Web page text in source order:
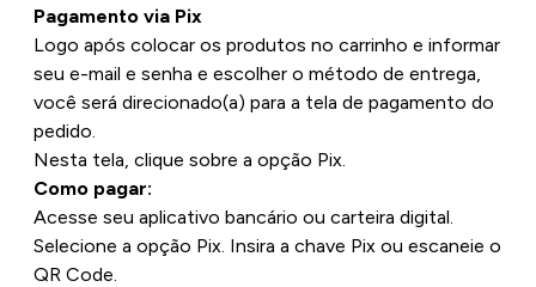
FORMAS DE PAGAMENTO
FRETES DE ENTREGA
CENTRAL DE ATENDIMENTO
DÚVIDAS FREQUENTES
Pagamento via Pix
Logo após colocar os produtos no carrinho e informar
seu e-mail e senha e escolher o método de entrega,
você será direcionado(a) para a tela de pagamento do
pedido.
Nesta tela, clique sobre a opção Pix.
Como pagar:
Acesse seu aplicativo bancário ou carteira digital.
Selecione a opção Pix. Insira a chave Pix ou escaneie o
QR Code.